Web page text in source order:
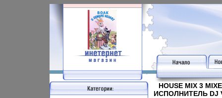
HOUSE MIX 3
ИСПОЛНИТЕЛЬ DJ